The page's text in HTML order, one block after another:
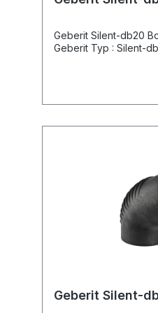
Geberit Silent-db20
Geberit Typ : Silent-
Geberit Silent-